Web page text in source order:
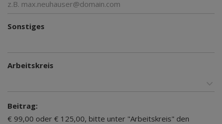
Sonstiges
Arbeitskreis
Beitrag:
€ 99,00 oder € 125,00, bitte unter "Arbeitskreis" den